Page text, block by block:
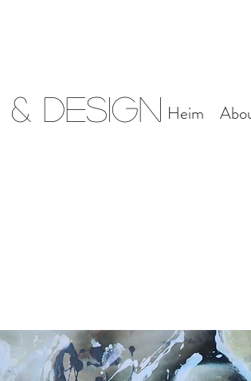
Design Heim